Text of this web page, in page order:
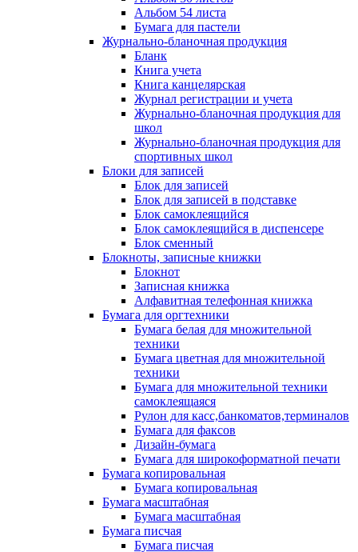
Альбом 54 листа
Бумага для пастели
Журнально-бланочная продукция
Бланк
Книга учета
Книга канцелярская
Журнал регистрации и учета
Журнально-бланочная продукция для
школ
Журнально-бланочная продукция для
спортивных школ
Блоки для записей
Блок для записей
Блок для записей в подставке
Блок самоклеящийся
Блок самоклеящийся в диспенсере
Блок сменный
Блокноты, записные книжки
Блокнот
Записная книжка
Алфавитная телефонная книжка
Бумага для оргтехники
Бумага белая для множительной
техники
Бумага цветная для множительной
техники
Бумага для множительной техники
самоклеящаяся
Рулон для касс,банкоматов,терминалов
Бумага для факсов
Дизайн-бумага
Бумага для широкоформатной печати
Бумага копировальная
Бумага копировальная
Бумага масштабная
Бумага масштабная
Бумага писчая
Бумага писчая